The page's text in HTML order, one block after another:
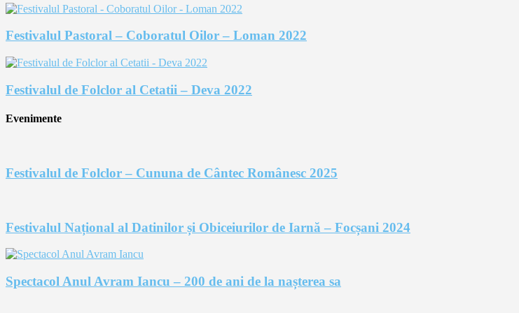
Festivalul Pastoral – Coboratul Oilor – Loman 2022
Festivalul de Folclor al Cetatii – Deva 2022
Evenimente
Festivalul de Folclor – Cununa de Cântec Românesc 2025
Festivalul Național al Datinilor și Obiceiurilor de Iarnă – Focșani 2024
Spectacol Anul Avram Iancu – 200 de ani de la nașterea sa